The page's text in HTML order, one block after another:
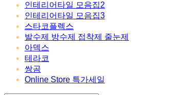
인테리어타일 모음집2
인테리어타일 모음집3
스타코플렉스
발수제 방수제 접착제 줄눈제
아덱스
테라코
쌍곰
Online Store 특가세일